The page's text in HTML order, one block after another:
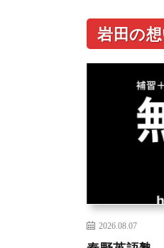
岩田の
2026.08.07